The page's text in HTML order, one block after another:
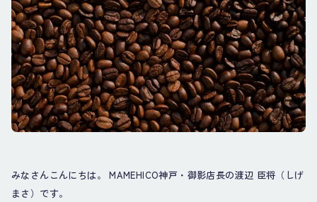
みなさんこんにちは。 MAMEHICO神戸・御影店長の渡辺 臣将（しげ
まさ）です。